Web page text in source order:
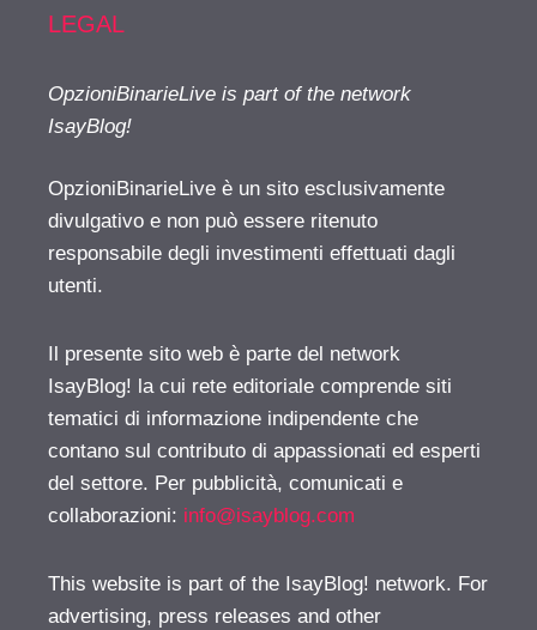
LEGAL
OpzioniBinarieLive is part of the network
IsayBlog!
OpzioniBinarieLive è un sito esclusivamente
divulgativo e non può essere ritenuto
responsabile degli investimenti effettuati dagli
utenti.
Il presente sito web è parte del network
IsayBlog! la cui rete editoriale comprende siti
tematici di informazione indipendente che
contano sul contributo di appassionati ed esperti
del settore. Per pubblicità, comunicati e
collaborazioni: info@isayblog.com
This website is part of the IsayBlog! network. For
advertising, press releases and other